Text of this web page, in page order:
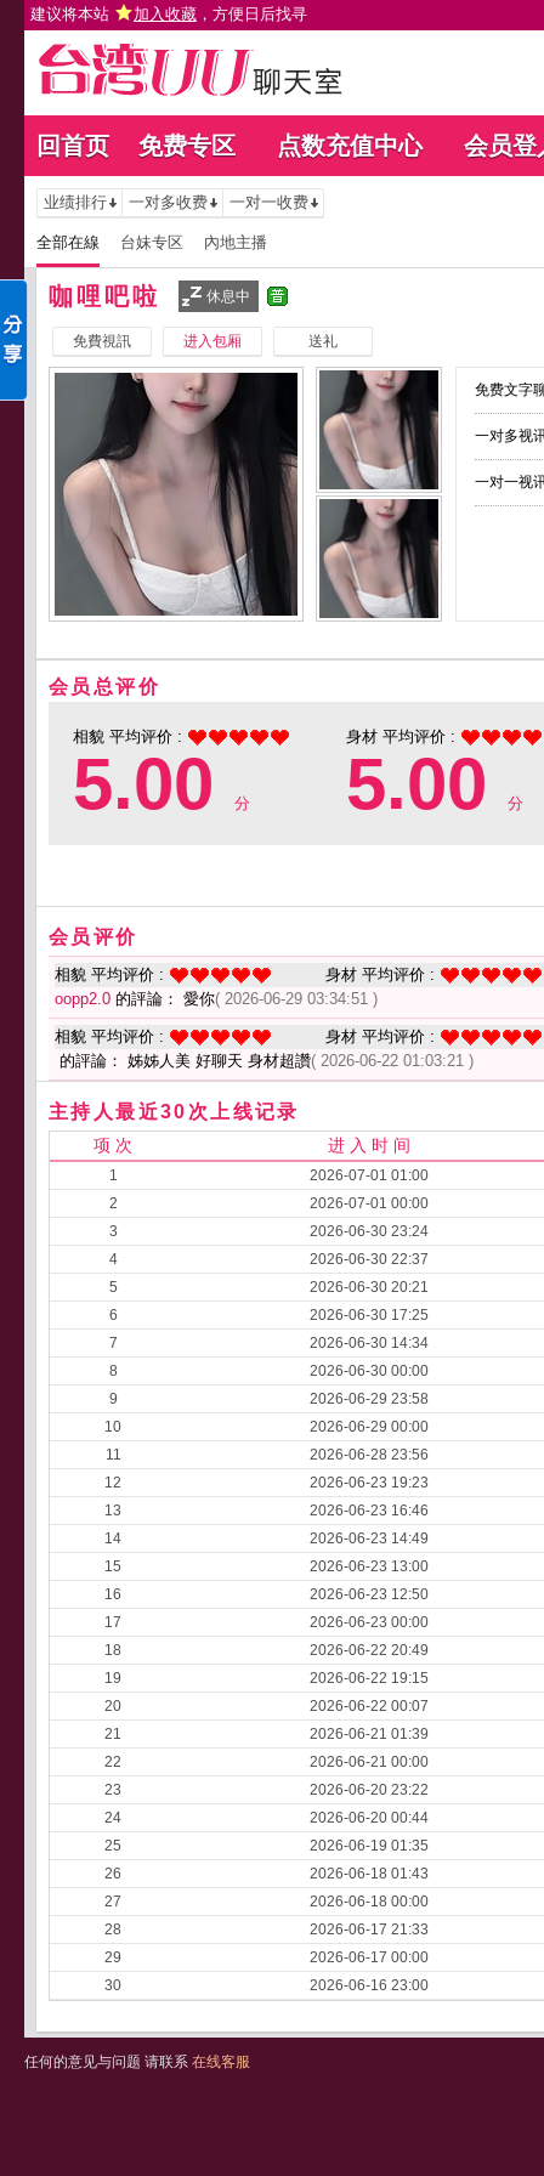
建议将本站 加入收藏 ，方便日后找寻
回首页 免费专区 点数充值中心 会员登
业绩排行 一对多收费 一对一收费
全部在線 台妹专区 內地主播
咖哩吧啦 休息中
免費視訊 进入包厢 送礼
免费文字
一对多视
一对一视
会员总评价
相貌 平均评价 :
5.00 分
身材 平均评价 :
5.00 分
会员评价
相貌 平均评价 :
身材 平均评价 :
oopp2.0 的評論： 愛你( 2026-06-29 03:34:51 )
相貌 平均评价 :
身材 平均评价 :
的評論： 姊姊人美 好聊天 身材超讚( 2026-06-22 01:03:21 )
主持人最近30次上线记录
项 次 进 入 时 间
1
2026-07-01 01:00
2
2026-07-01 00:00
3
2026-06-30 23:24
4
2026-06-30 22:37
5
2026-06-30 20:21
6
2026-06-30 17:25
7
2026-06-30 14:34
8
2026-06-30 00:00
9
2026-06-29 23:58
10
2026-06-29 00:00
11
2026-06-28 23:56
12
2026-06-23 19:23
13
2026-06-23 16:46
14
2026-06-23 14:49
15
2026-06-23 13:00
16
2026-06-23 12:50
17
2026-06-23 00:00
18
2026-06-22 20:49
19
2026-06-22 19:15
20
2026-06-22 00:07
21
2026-06-21 01:39
22
2026-06-21 00:00
23
2026-06-20 23:22
24
2026-06-20 00:44
25
2026-06-19 01:35
26
2026-06-18 01:43
27
2026-06-18 00:00
28
2026-06-17 21:33
29
2026-06-17 00:00
30
2026-06-16 23:00
任何的意见与问题 请联系 在线客服